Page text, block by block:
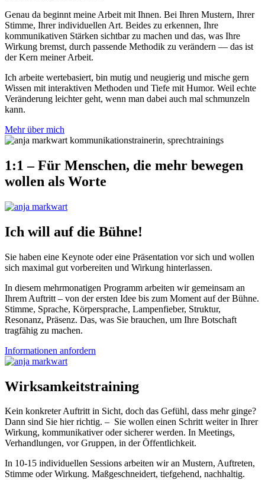
Genau da beginnt meine Arbeit mit Ihnen. Bei Ihren Mustern, Ihrer
Stimme, Ihrer individuellen Art. Beides zu erkennen, Ihre
kommunikativen Stärken sichtbar zu machen und das, was Ihre
Wirkung bremst, durch passende Methodik zu verändern — das ist
der Kern meiner Arbeit.
Ich arbeite wertebasiert, bin mutig und neugierig und mische gern
Wissen mit interaktiven Methoden und Tiefe mit Humor. Weil echte
Veränderung leichter geht, wenn man dabei auch mal schmunzeln
kann.
Mehr über mich
1:1 – Für Menschen, die mehr bewegen
wollen als Worte
Ich will auf die Bühne!
Sie haben eine Keynote oder eine Präsentation vor sich und wollen
sich maximal gut vorbereiten und Wirkung hinterlassen.
In diesem mehrmonatigen Programm arbeiten wir gemeinsam an
Ihrem Auftritt – von der ersten Idee bis zum Moment auf der Bühne.
Stimme, Sprache, Körpersprache, Lampenfieber, Struktur,
Resonanz, Präsenz. Das, was Sie brauchen, um Ihre Botschaft
tragfähig zu machen.
Informationen anfordern
Wirksamkeitstraining
Kein konkreter Auftritt in Sicht, doch das Gefühl, dass mehr ginge?
Dann sind Sie hier richtig. – Sie wollen einen Schritt weiter in Ihrer
Wirkung, kommunikativer oder sicherer werden. In Meetings,
Verhandlungen, vor Gruppen, in der Öffentlichkeit.
In 10-15 individuellen Sessions arbeiten wir an Mustern, Auftreten,
Stimme oder Wirkung. Maßgeschneidert, tiefgehend, nachhaltig.